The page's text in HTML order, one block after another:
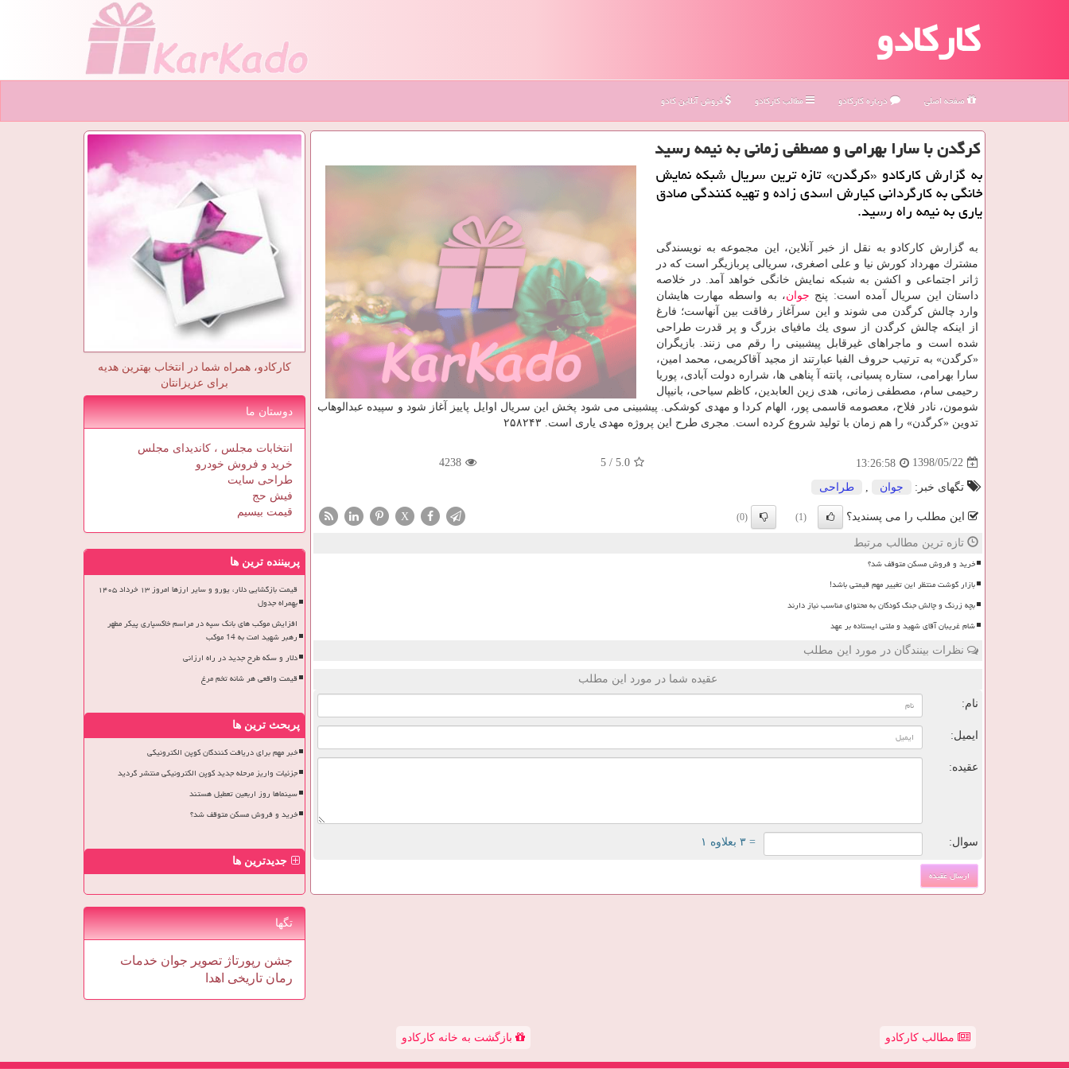
کارکادو
صفحه اصلی درباره كاركادو مطالب كاركادو فروش آنلاین کادو
كرگدن با سارا بهرامی و مصطفی زمانی به نیمه رسید
به گزارش كاركادو «كرگدن» تازه ترین سریال شبكه نمایش
خانگی به كارگردانی كیارش اسدی زاده و تهیه كنندگی صادق
یاری به نیمه راه رسید.
به گزارش كاركادو به نقل از خبر آنلاین، این مجموعه به نویسندگی
مشترك مهرداد كورش نیا و علی اصغری، سریالی پربازیگر است كه در
ژانر اجتماعی و اكشن به شبكه نمایش خانگی خواهد آمد. در خلاصه
داستان این سریال آمده است: پنج جوان، به واسطه مهارت هایشان
وارد چالش كرگدن می شوند و این سرآغاز رفاقت بین آنهاست؛ فارغ
از اینكه چالش كرگدن از سوی یك مافیای بزرگ و پر قدرت طراحی
شده است و ماجراهای غیرقابل پیشبینی را رقم می زنند. بازیگران
«كرگدن» به ترتیب حروف الفبا عبارتند از مجید آقاكریمی، محمد امین،
سارا بهرامی، ستاره پسیانی، پانته آ پناهی ها، شراره دولت آبادی، پوریا
رحیمی سام، مصطفی زمانی، هدی زین العابدین، كاظم سیاحی، بانیپال
شومون، نادر فلاح، معصومه قاسمی پور، الهام كردا و مهدی كوشكی. پیشبینی می شود پخش این سریال اوایل پاییز آغاز شود و سپیده عبدالوهاب
تدوین «كرگدن» را هم زمان با تولید شروع كرده است. مجری طرح این پروژه مهدی یاری است. ۲۵۸۲۴۳
1398/05/22
13:26:58
5.0
/
5
4238
تگهای خبر: جوان طراحی
این مطلب را می پسندید؟ (1)
(0)
X
تازه ترین مطالب مرتبط
خرید و فروش مسکن متوقف شد؟
بازار گوشت منتظر این تغییر مهم قیمتی باشد!
بچه زرنگ و چالش جنگ کودکان به محتوای مناسب نیاز دارند
شام غریبان آقای شهید و ملتی ایستاده بر عهد
نظرات بینندگان در مورد این مطلب
عقیده شما در مورد این مطلب
نام:
ایمیل:
عقیده:
سوال: = ۳ بعلاوه ۱
کارکادو، همراه شما در انتخاب بهترین هدیه
برای عزیزانتان
دوستان ما
انتخابات مجلس ، کاندیدای مجلس
خرید و فروش خودرو
طراحی سایت
فیش حج
قیمت بیسیم
پربیننده ترین ها
قیمت بازگشایی دلار، یورو و سایر ارزها امروز ۱۳ خرداد ۱۴۰۵
بهمراه جدول
افزایش موکب های بانک سپه در مراسم خاکسپاری پیکر مطهر
رهبر شهید امت به 14 موکب
دلار و سکه طرح جدید در راه ارزانی
قیمت واقعی هر شانه تخم مرغ
پربحث ترین ها
خبر مهم برای دریافت کنندگان کوپن الکترونیکی
جزئیات واریز مرحله جدید کوپن الکترونیکی منتشر گردید
سینماها روز اربعین تعطیل هستند
خرید و فروش مسکن متوقف شد؟
جدیدترین ها
تگها
جشن رپورتاژ تصویر جوان خدمات
رمان تاریخی اهدا
مطالب کارکادو بازگشت به خانه کارکادو